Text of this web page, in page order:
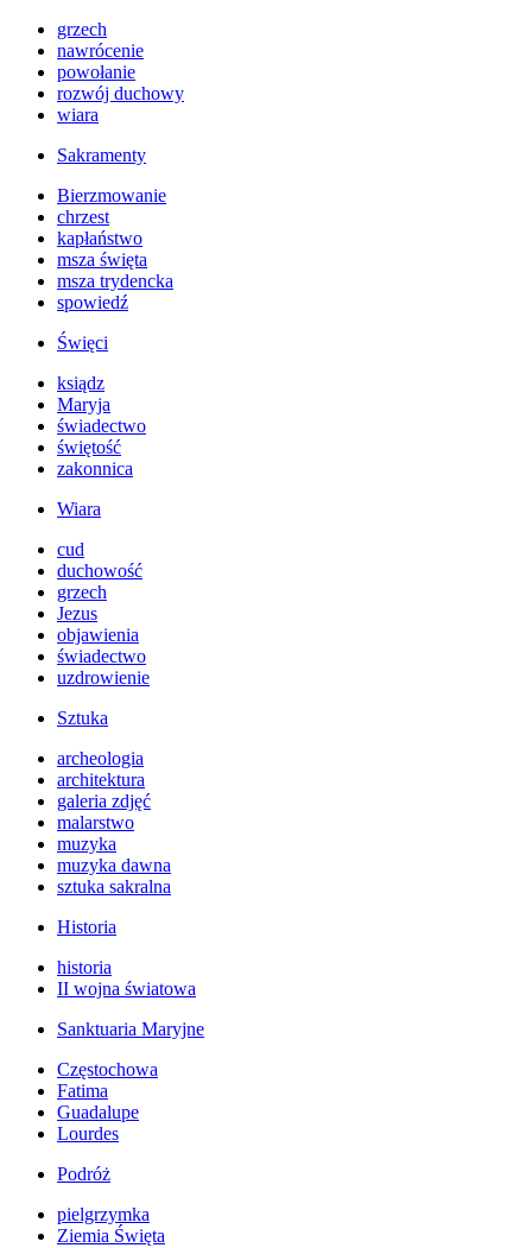
grzech
nawrócenie
powołanie
rozwój duchowy
wiara
Sakramenty
Bierzmowanie
chrzest
kapłaństwo
msza święta
msza trydencka
spowiedź
Święci
ksiądz
Maryja
świadectwo
świętość
zakonnica
Wiara
cud
duchowość
grzech
Jezus
objawienia
świadectwo
uzdrowienie
Sztuka
archeologia
architektura
galeria zdjęć
malarstwo
muzyka
muzyka dawna
sztuka sakralna
Historia
historia
II wojna światowa
Sanktuaria Maryjne
Częstochowa
Fatima
Guadalupe
Lourdes
Podróż
pielgrzymka
Ziemia Święta